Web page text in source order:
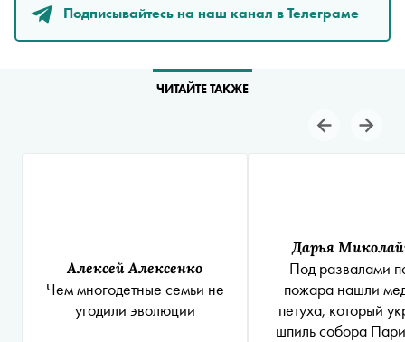
Подписывайтесь на наш канал в Телеграме
ЧИТАЙТЕ ТАКЖЕ
Алексей Алексенко
Чем многодетные семьи не
угодили эволюции
Дарья
Под развалами
пожара нашли
петуха, который
шпиль собора